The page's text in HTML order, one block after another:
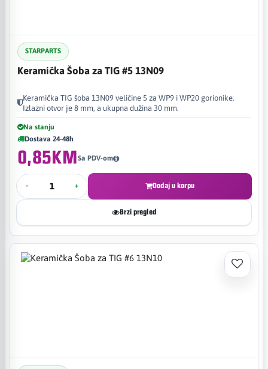
STARPARTS
Keramička Šoba za TIG #5 13N09
Keramička TIG šoba 13N09 veličine 5 za WP9 i WP20 gorionike.
Izlazni otvor je 8 mm, a ukupna dužina 30 mm.
Na stanju
Dostava 24-48h
0,85KMSa PDV-om
- + Dodaj u korpu
Brzi pregled